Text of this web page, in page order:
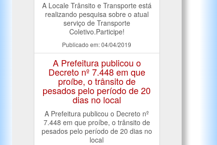
A Locale Trânsito e Transporte está
realizando pesquisa sobre o atual
serviço de Transporte
Coletivo.Participe!
Publicado em: 04/04/2019
A Prefeitura publicou o
Decreto nº 7.448 em que
proíbe, o trânsito de
pesados pelo período de 20
dias no local
A Prefeitura publicou o Decreto nº
7.448 em que proíbe, o trânsito de
pesados pelo período de 20 dias no
local